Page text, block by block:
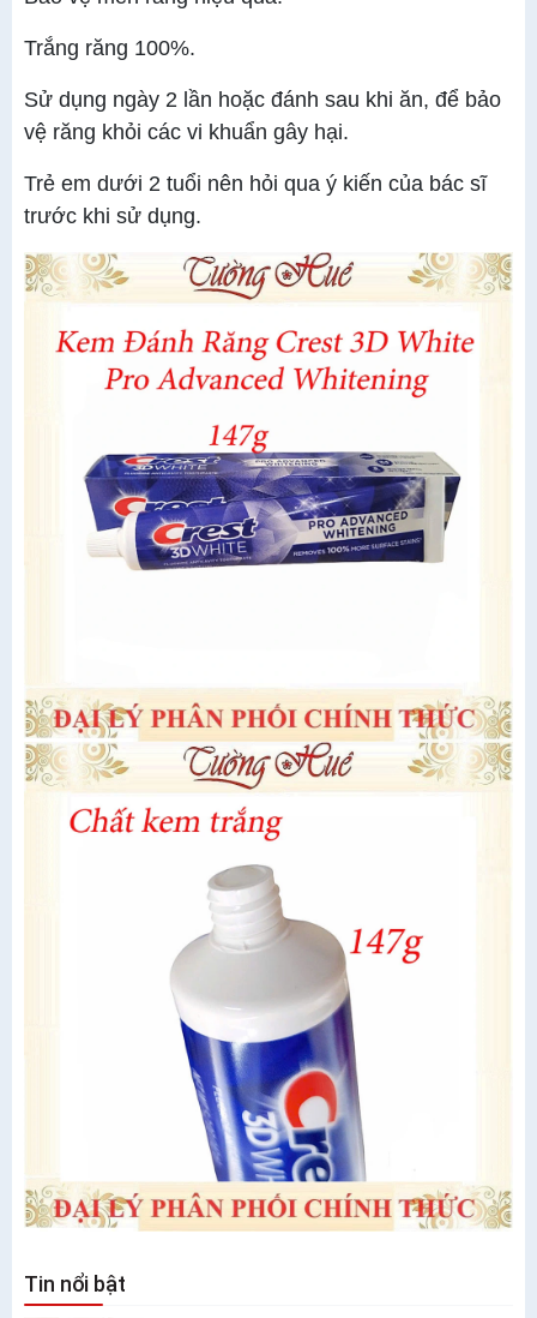
Trắng răng 100%.
Sử dụng ngày 2 lần hoặc đánh sau khi ăn, để bảo
vệ răng khỏi các vi khuẩn gây hại.
Trẻ em dưới 2 tuổi nên hỏi qua ý kiến của bác sĩ
trước khi sử dụng.
Tin nổi bật